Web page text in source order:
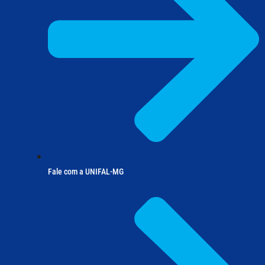
Fale com a UNIFAL-MG